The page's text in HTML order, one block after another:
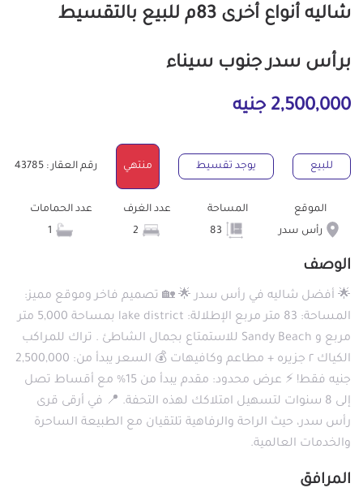
شاليه أنواع أخرى 83م للبيع بالتقسيط
برأس سدر جنوب سيناء
2,500,000 جنيه
للبيع يوجد تقسيط منتهي رقم العقار : 43785
الموقع
رأس سدر
المساحة
عدد الغرف
عدد الحمامات
الوصف
🌟 أفضل شاليه في رأس سدر 🌟 🏡 تصميم فاخر وموقع مميز:
المساحة: 83 متر مربع الإطلالة: lake district بمساحة 5,000 متر
مربع و Sandy Beach للاستمتاع بجمال الشاطئ . تراك للمراكب
الكياك ٢ جزيره + مطاعم وكافيهات 💰 السعر يبدأ من: 2,500,000
جنيه فقط! ⚡️ عرض محدود: مقدم يبدأ من 15% مع أقساط تصل
إلى 8 سنوات لتسهيل امتلاكك لهذه التحفة. 📍 في أرقى قرى
رأس سدر، حيث الراحة والرفاهية تلتقيان مع الطبيعة الساحرة
والخدمات العالمية.
المرافق